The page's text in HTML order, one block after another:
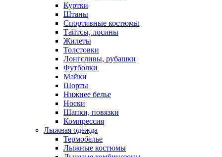
Куртки
Штаны
Спортивные костюмы
Тайтсы, лосины
Жилеты
Толстовки
Лонгсливы, рубашки
Футболки
Майки
Шорты
Нижнее белье
Носки
Шапки, повязки
Компрессия
Лыжная одежда
Термобелье
Лыжные костюмы